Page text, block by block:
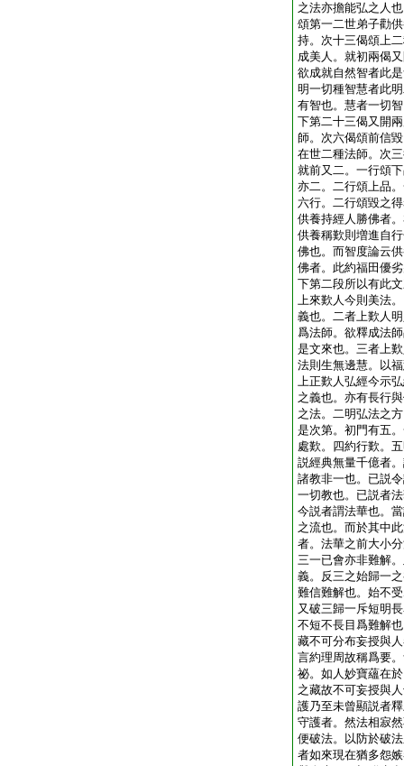
之法亦擔能弘之人
頌第一二世弟子勸
持。次十三偈頌上
成美人。就初兩偈
欲成就自然智者此
明一切種智慧者此
有智也。慧者一切
下第二十三偈又開
師。次六偈頌前信
在世二種法師。次
就前又二。一行頌
亦二。二行頌上品
六行。二行頌毀之
供養持經人勝佛者
供養稱歎則増進自
佛也。而智度論云
佛者。此約福田優
下第二段所以有此
上來歎人今則美法
義也。二者上歎人
爲法師。欲釋成法
是文來也。三者上
法則生無邊慧。以
上正歎人弘經今示
之義也。亦有長行
之法。二明弘法之
是次第。初門有五
處歎。四約行歎。
説經典無量千億者
諸教非一也。已説
一切教也。已説者
今説者謂法華也。
之流也。而於其中
者。法華之前大小
三一已會亦非難解
義。反三之始歸一
難信難解也。始不
又破三歸一斥短明
不短不長目爲難解
藏不可分布妄授與
言約理周故稱爲要
祕。如人妙寶蘊在
之藏故不可妄授與
護乃至未曾顯説者
守護者。然法相寂
便破法。以防於破
者如來現在猶多怨